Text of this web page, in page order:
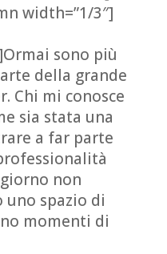
width=”1/3″]
sono più
della grande
Chi mi conosce
sia stata una
a far parte
non
spazio di
momenti di